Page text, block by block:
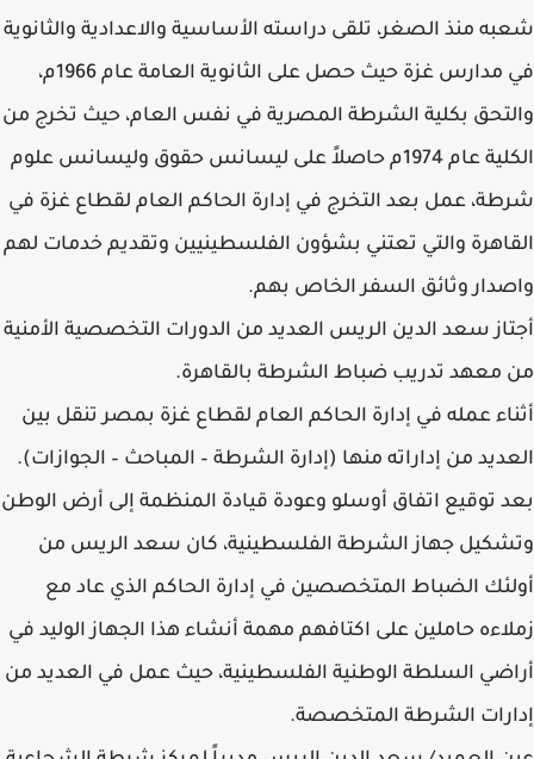
شعبه منذ الصغر، تلقى دراسته الأساسية والاعدادية والثانوية
في مدارس غزة حيث حصل على الثانوية العامة عام 1966م،
والتحق بكلية الشرطة المصرية في نفس العام، حيث تخرج من
الكلية عام 1974م حاصلاً على ليسانس حقوق وليسانس علوم
شرطة، عمل بعد التخرج في إدارة الحاكم العام لقطاع غزة في
القاهرة والتي تعتني بشؤون الفلسطينيين وتقديم خدمات لهم
واصدار وثائق السفر الخاص بهم.
أجتاز سعد الدين الريس العديد من الدورات التخصصية الأمنية
من معهد تدريب ضباط الشرطة بالقاهرة.
أثناء عمله في إدارة الحاكم العام لقطاع غزة بمصر تنقل بين
العديد من إداراته منها (إدارة الشرطة – المباحث – الجوازات).
بعد توقيع اتفاق أوسلو وعودة قيادة المنظمة إلى أرض الوطن
وتشكيل جهاز الشرطة الفلسطينية، كان سعد الريس من
أولئك الضباط المتخصصين في إدارة الحاكم الذي عاد مع
زملاءه حاملين على اكتافهم مهمة أنشاء هذا الجهاز الوليد في
أراضي السلطة الوطنية الفلسطينية، حيث عمل في العديد من
إدارات الشرطة المتخصصة.